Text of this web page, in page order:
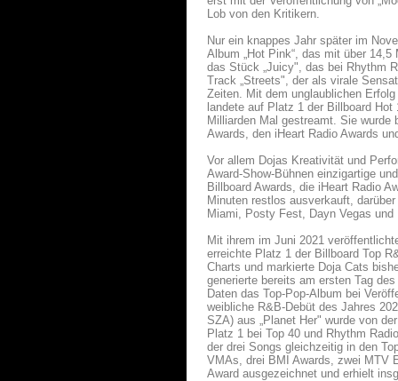
Lob von den Kritikern.
Nur ein knappes Jahr später im
Album „Hot Pink“, das mit über
das Stück „Juicy", das bei Rhythm
Track „Streets", der als virale
Zeiten. Mit dem unglaublichen
landete auf Platz 1 der Billboard
Milliarden Mal gestreamt. Sie
Awards, den iHeart Radio Awards
Vor allem Dojas Kreativität und
Award-Show-Bühnen einzigartige
Billboard Awards, die iHeart Radio
Minuten restlos ausverkauft,
Miami, Posty Fest, Dayn Vegas und
Mit ihrem im Juni 2021
erreichte Platz 1 der Billboard Top
Charts und markierte Doja Cats
generierte bereits am ersten Tag
Daten das Top-Pop-Album bei
weibliche R&B-Debüt des Jahres
SZA) aus „Planet Her" wurde von
Platz 1 bei Top 40 und Rhythm
der drei Songs gleichzeitig in den
VMAs, drei BMI Awards, zwei MTV
Award ausgezeichnet und erhielt